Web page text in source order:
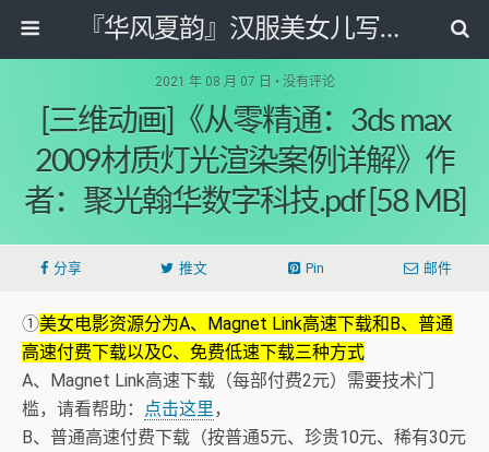
『华风夏韵』汉服美女儿写真图片网
2021 年 08 月 07 日 • 没有评论
[三维动画]《从零精通：3ds max
2009材质灯光渲染案例详解》作
者：聚光翰华数字科技.pdf [58 MB]
分享 推文 Pin 邮件
①美女电影资源分为A、Magnet Link高速下载和B、普通
高速付费下载以及C、免费低速下载三种方式
A、Magnet Link高速下载（每部付费2元）需要技术门
槛，请看帮助：
点击这里，
B、普通高速付费下载（按普通5元、珍贵10元、稀有30元